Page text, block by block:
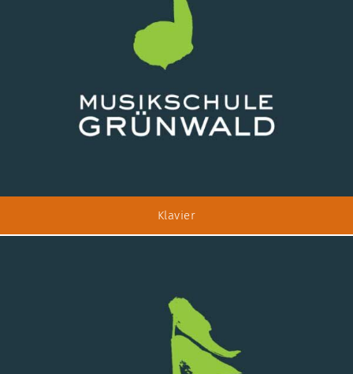
Klavier